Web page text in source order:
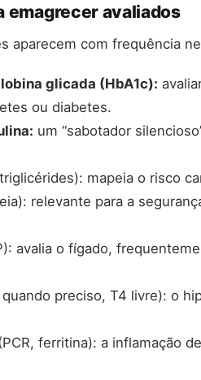
emagrecer avaliados
aparecem com frequência
glicada (HbA1c):
ou diabetes.
um “sabotador
mapeia o risco
relevante para a
avalia o fígado,
quando preciso, T4 livre): o
ferritina): a inflamação